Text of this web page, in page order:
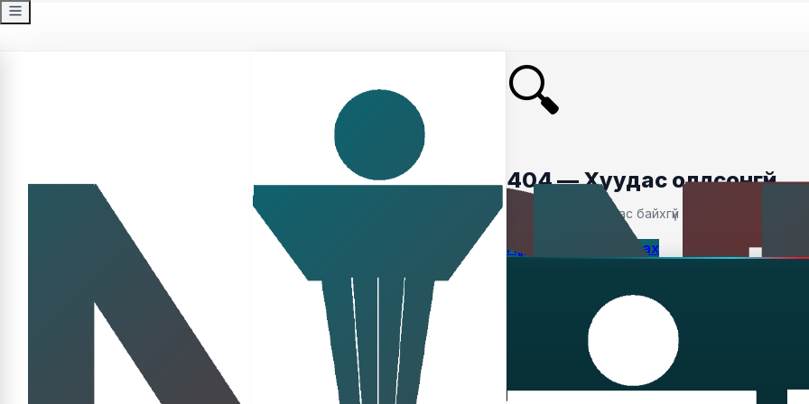
🔍
404 — Хуудас олдсонгүй
Таны хайсан хуудас байхгүй байна.
Нүүр хуудас руу буцах